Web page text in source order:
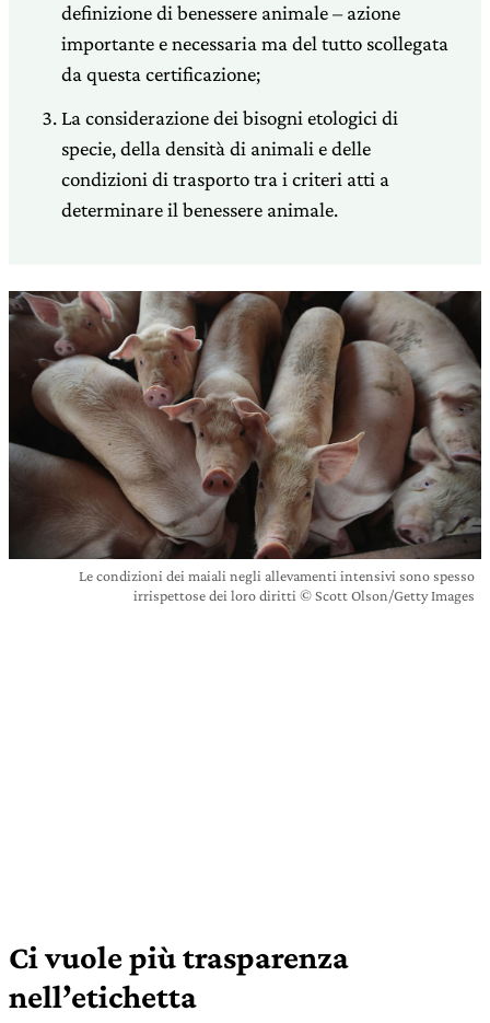
definizione di benessere animale – azione
importante e necessaria ma del tutto scollegata
da questa certificazione;
La considerazione dei bisogni etologici di
specie, della densità di animali e delle
condizioni di trasporto tra i criteri atti a
determinare il benessere animale.
Le condizioni dei maiali negli allevamenti intensivi sono spesso
irrispettose dei loro diritti © Scott Olson/Getty Images
Ci vuole più trasparenza
nell’etichetta